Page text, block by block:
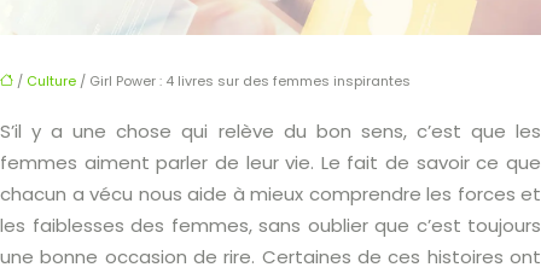
/ Culture / Girl Power : 4 livres sur des femmes inspirantes
S’il y a une chose qui relève du bon sens, c’est que les
femmes aiment parler de leur vie. Le fait de savoir ce que
chacun a vécu nous aide à mieux comprendre les forces et
les faiblesses des femmes, sans oublier que c’est toujours
une bonne occasion de rire. Certaines de ces histoires ont